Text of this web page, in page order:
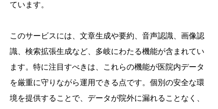
ています。
このサービスには、文章生成や要約、音声認識、画像認
識、検索拡張生成など、多岐にわたる機能が含まれてい
ます。特に注目すべきは、これらの機能が医院内データ
を厳重に守りながら運用できる点です。個別の安全な環
境を提供することで、データが院外に漏れることなく、